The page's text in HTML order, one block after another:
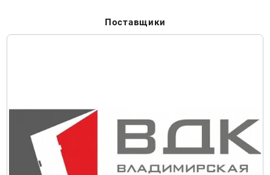
Поставщики